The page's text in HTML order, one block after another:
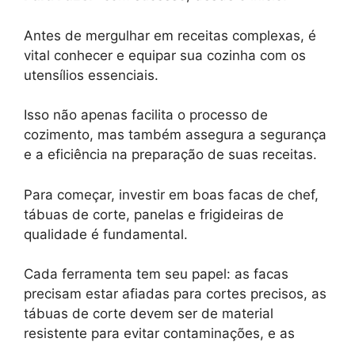
Antes de mergulhar em receitas complexas, é
vital conhecer e equipar sua cozinha com os
utensílios essenciais.
Isso não apenas facilita o processo de
cozimento, mas também assegura a segurança
e a eficiência na preparação de suas receitas.
Para começar, investir em boas facas de chef,
tábuas de corte, panelas e frigideiras de
qualidade é fundamental.
Cada ferramenta tem seu papel: as facas
precisam estar afiadas para cortes precisos, as
tábuas de corte devem ser de material
resistente para evitar contaminações, e as